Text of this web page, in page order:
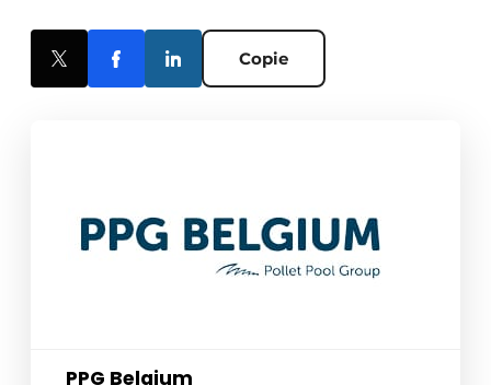
Copie
PPG Belgium